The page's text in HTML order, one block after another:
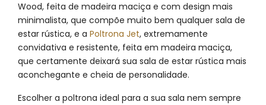
Wood, feita de madeira maciça e com design mais
minimalista, que compõe muito bem qualquer sala de
estar rústica, e a Poltrona Jet, extremamente
convidativa e resistente, feita em madeira maciça,
que certamente deixará sua sala de estar rústica mais
aconchegante e cheia de personalidade.
Escolher a poltrona ideal para a sua sala nem sempre